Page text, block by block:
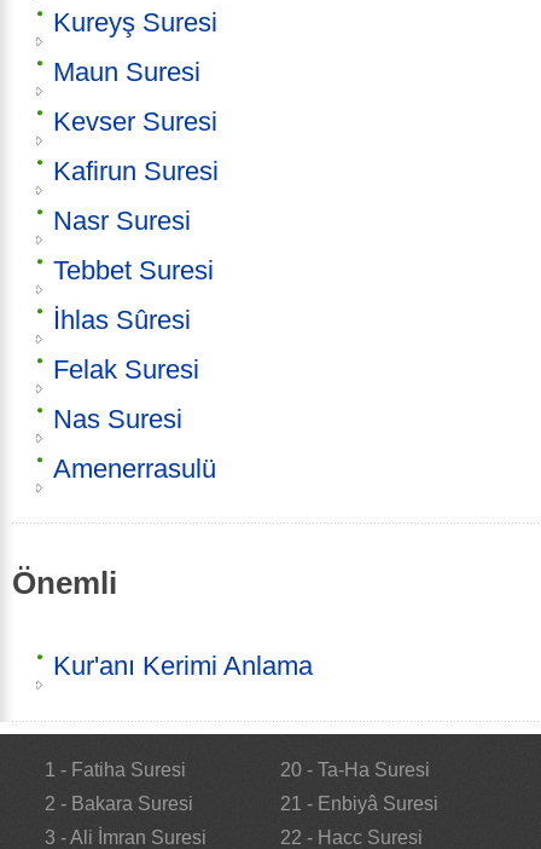
Kureyş Suresi
Maun Suresi
Kevser Suresi
Kafirun Suresi
Nasr Suresi
Tebbet Suresi
İhlas Sûresi
Felak Suresi
Nas Suresi
Amenerrasulü
Önemli
Kur'anı Kerimi Anlama
1 - Fatiha Suresi
2 - Bakara Suresi
3 - Ali İmran Suresi
20 - Ta-Ha Suresi
21 - Enbiyâ Suresi
22 - Hacc Suresi